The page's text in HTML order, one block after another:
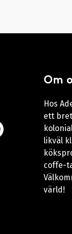
Om
Hos
ett
likväl
coffe-
värld!